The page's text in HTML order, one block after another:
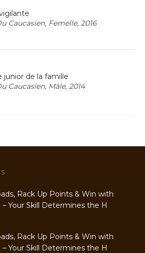
Caucasien, Femelle, 2016
junior de la famille
Caucasien, Mâle, 2014
Rack Up Points & Win with
– Your Skill Determines the H
Rack Up Points & Win with
– Your Skill Determines the H